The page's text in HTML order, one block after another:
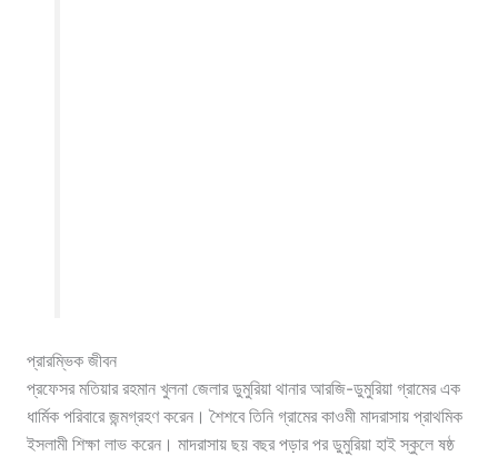
প্রারম্ভিক জীবন
প্রফেসর মতিয়ার রহমান খুলনা জেলার ডুমুরিয়া থানার আরজি-ডুমুরিয়া গ্রামের এক
ধার্মিক পরিবারে জন্মগ্রহণ করেন। শৈশবে তিনি গ্রামের কাওমী মাদরাসায় প্রাথমিক
ইসলামী শিক্ষা লাভ করেন। মাদরাসায় ছয় বছর পড়ার পর ডুমুরিয়া হাই স্কুলে ষষ্ঠ